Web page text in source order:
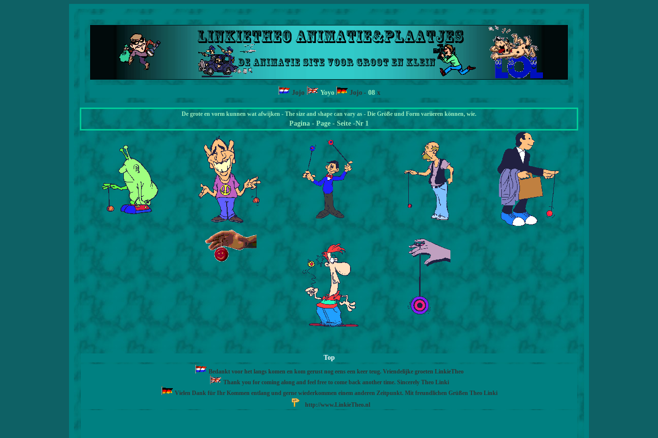
Jojo Yoyo Jojo - 08 x
De grote en vorm kunnen wat afwijken - The size and shape can vary as - Die Größe und Form variieren können, wie.
Pagina - Page - Seite -Nr 1
Top
Bedankt voor het langs komen en kom gerust nog eens een keer teug. Vriendelijke groeten LinkieTheo
Thank you for coming along and feel free to come back another time. Sincerely Theo Linki
Vielen Dank für Ihr Kommen entlang und gerne wiederkommen einem anderen Zeitpunkt. Mit freundlichen Grüßen Theo Linki
http://www.LinkieTheo.nl